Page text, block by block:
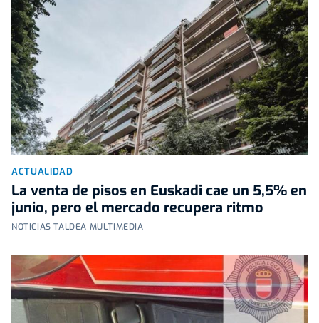
ACTUALIDAD
La venta de pisos en Euskadi cae un 5,5% en
junio, pero el mercado recupera ritmo
NOTICIAS TALDEA MULTIMEDIA